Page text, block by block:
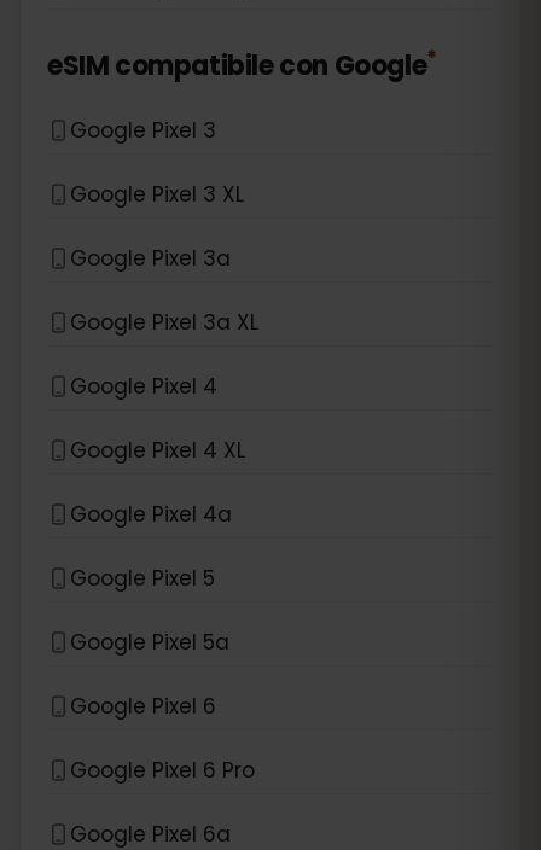
eSIM compatibile con Google*
Google Pixel 3
Google Pixel 3 XL
Google Pixel 3a
Google Pixel 3a XL
Google Pixel 4
Google Pixel 4 XL
Google Pixel 4a
Google Pixel 5
Google Pixel 5a
Google Pixel 6
Google Pixel 6 Pro
Google Pixel 6a